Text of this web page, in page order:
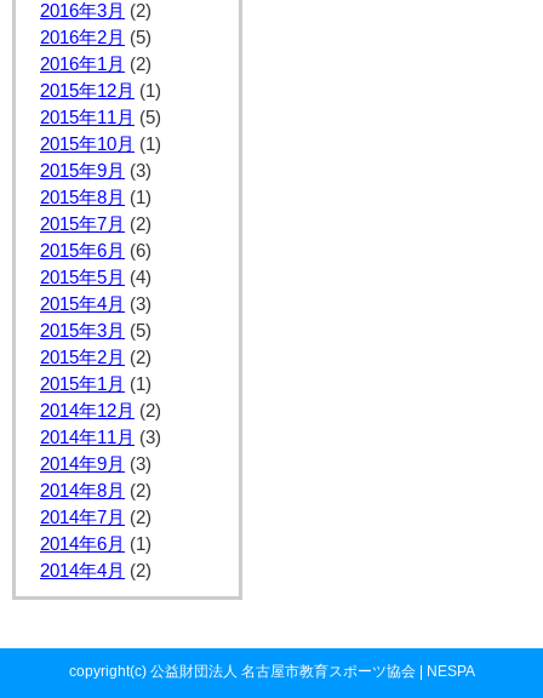
2016年3月 (2)
2016年2月 (5)
2016年1月 (2)
2015年12月 (1)
2015年11月 (5)
2015年10月 (1)
2015年9月 (3)
2015年8月 (1)
2015年7月 (2)
2015年6月 (6)
2015年5月 (4)
2015年4月 (3)
2015年3月 (5)
2015年2月 (2)
2015年1月 (1)
2014年12月 (2)
2014年11月 (3)
2014年9月 (3)
2014年8月 (2)
2014年7月 (2)
2014年6月 (1)
2014年4月 (2)
copyright(c) 公益財団法人 名古屋市教育スポーツ協会 | NESPA